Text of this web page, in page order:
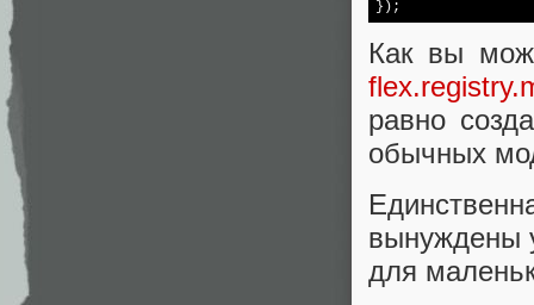
Как вы
равно
обычных
вынуждены
для